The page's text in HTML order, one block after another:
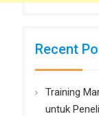
Recent
Training
untuk